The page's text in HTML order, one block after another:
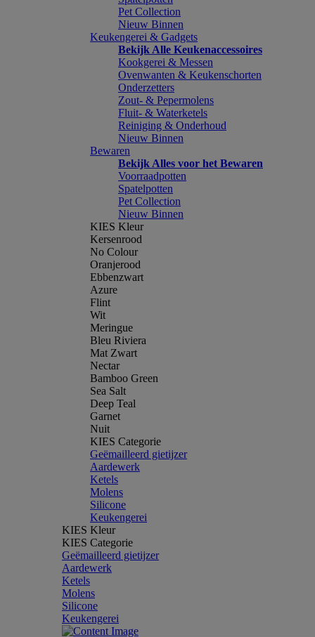
Pet Collection
Nieuw Binnen
Keukengerei & Gadgets
Bekijk Alle Keukenaccessoires
Kookgerei & Messen
Ovenwanten & Keukenschorten
Onderzetters
Zout- & Pepermolens
Fluit- & Waterketels
Reiniging & Onderhoud
Nieuw Binnen
Bewaren
Bekijk Alles voor het Bewaren
Voorraadpotten
Spatelpotten
Pet Collection
Nieuw Binnen
KIES Kleur
Kersenrood
No Colour
Oranjerood
Ebbenzwart
Azure
Flint
Wit
Meringue
Bleu Riviera
Mat Zwart
Nectar
Bamboo Green
Sea Salt
Deep Teal
Garnet
Nuit
KIES Categorie
Geëmailleerd gietijzer
Aardewerk
Ketels
Molens
Silicone
Keukengerei
KIES Kleur
KIES Categorie
Geëmailleerd gietijzer
Aardewerk
Ketels
Molens
Silicone
Keukengerei